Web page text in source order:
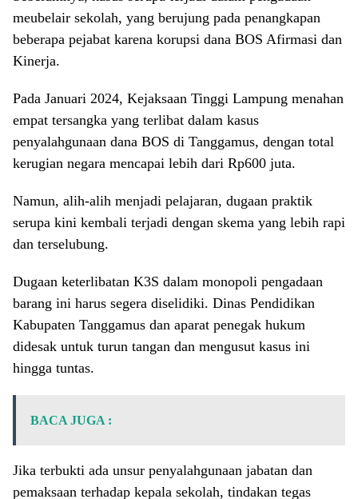
meubelair sekolah, yang berujung pada penangkapan
beberapa pejabat karena korupsi dana BOS Afirmasi dan
Kinerja.
Pada Januari 2024, Kejaksaan Tinggi Lampung menahan
empat tersangka yang terlibat dalam kasus
penyalahgunaan dana BOS di Tanggamus, dengan total
kerugian negara mencapai lebih dari Rp600 juta.
Namun, alih-alih menjadi pelajaran, dugaan praktik
serupa kini kembali terjadi dengan skema yang lebih rapi
dan terselubung.
Dugaan keterlibatan K3S dalam monopoli pengadaan
barang ini harus segera diselidiki. Dinas Pendidikan
Kabupaten Tanggamus dan aparat penegak hukum
didesak untuk turun tangan dan mengusut kasus ini
hingga tuntas.
BACA JUGA :
Jika terbukti ada unsur penyalahgunaan jabatan dan
pemaksaan terhadap kepala sekolah, tindakan tegas